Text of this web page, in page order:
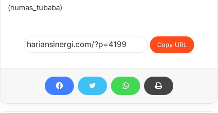
(humas_tubaba)
Copy URL